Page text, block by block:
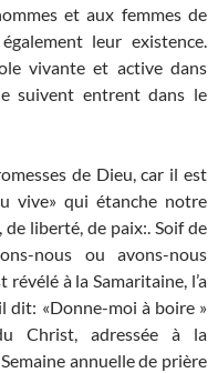
et aux femmes de
leur existence.
vivante et active dans
suivent entrent dans le
de Dieu, car il est
vive» qui étanche notre
liberté, de paix:. Soif de
nous ou avons-nous
à la Samaritaine, l’a
dit: «Donne-moi à boire »
Christ, adressée à la
annuelle de prière